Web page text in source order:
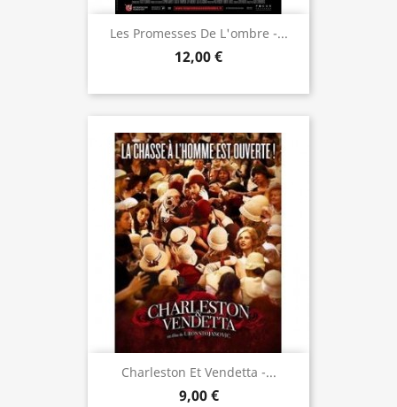
Les Promesses De L'ombre -...
12,00 €
Charleston Et Vendetta -...
9,00 €